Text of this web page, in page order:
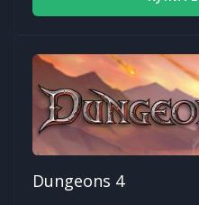
Dungeons 4